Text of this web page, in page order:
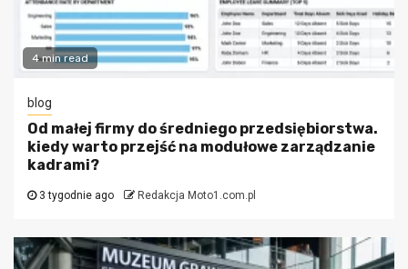
4 min read
blog
Od małej firmy do średniego przedsiębiorstwa.
kiedy warto przejść na modułowe zarządzanie
kadrami?
3 tygodnie ago Redakcja Moto1.com.pl